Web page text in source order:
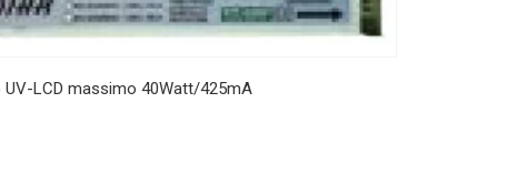
LCD massimo 40Watt/425mA